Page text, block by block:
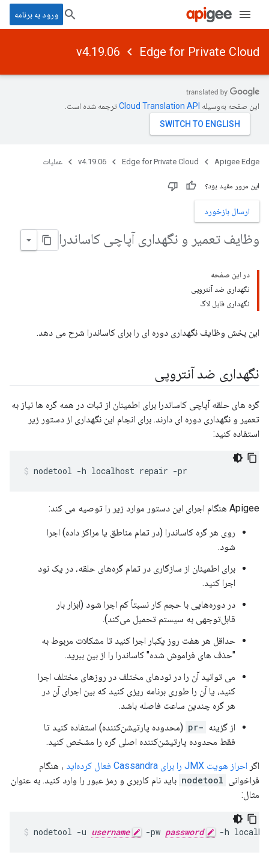
ورود به برنامه
Edge for Private Cloud
v4.19.06
این صفحه به‌وسیله ترجمه شده است.
Apigee Edge
Edge for Private Cloud
v4.19.06 عملیات
این مرور مفید بود؟
ارسال بازخورد
وظایف تعمیر و نگهداری آپاچی کاساندرا
در این صفحه
نگهداری ضد آنتروپی
نگهداری فایل لاگ
این بخش وظایف نگهداری دوره ای را برای کاساندرا شرح می دهد.
نگهداری ضد آنتروپی
گره های حلقه آپاچی کاساندرا برای اطمینان از ثبات در همه گره ها نیاز به
تعمیر و نگهداری دوره ای دارند. برای انجام این نگهداری از دستور زیر
استفاده کنید:
nodetool -h localhost repair -pr
Apigee هنگام اجرای این دستور موارد زیر را توصیه می کند:
روی هر گره کاساندرا (در تمام مناطق یا مراکز داده) اجرا
شود.
برای اطمینان از سازگاری در تمام گره‌های حلقه، در یک نود
اجرا کنید.
در دوره‌هایی با حجم کار نسبتاً کم اجرا شود (ابزار بار
قابل‌توجهی به سیستم تحمیل می‌کند).
حداقل هر هفت روز یکبار اجرا کنید تا مشکلات مربوط به
"حذف های فراموش شده" کاساندرا را از بین ببرید.
می توانید آن را در نودهای مختلف در روزهای مختلف اجرا
کنید، یا آن را طوری برنامه ریزی کنید که بین اجرای آن در
هر گره چندین ساعت فاصله باشد.
از گزینه -pr
(محدوده پارتیشن‌کننده) استفاده کنید تا
فقط محدوده پارتیشن‌کننده اصلی گره را مشخص کنید.
اگر احراز هویت JMX را برای Cassandra فعال کرده‌اید
، هنگام
فراخوانی nodetool باید نام کاربری و رمز عبور را وارد کنید. به عنوان
مثال:
nodetool -u username -pw password -h